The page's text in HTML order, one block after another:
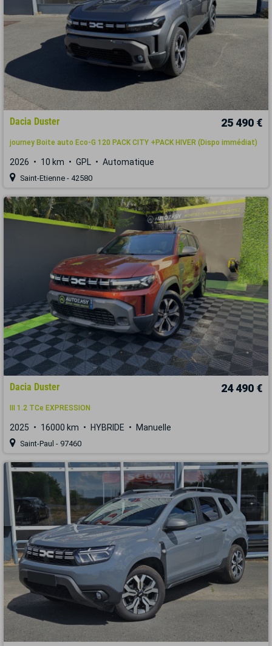
Dacia Duster 25 490 €
journey Boite auto Eco-G 120 PACK CITY +PACK HIVER (Dispo immédiat)
2026 10 km GPL Automatique
Saint-Etienne - 42580
Dacia Duster 24 490 €
III 1.2 TCe EXPRESSION
2025 16000 km HYBRIDE Manuelle
Saint-Paul - 97460